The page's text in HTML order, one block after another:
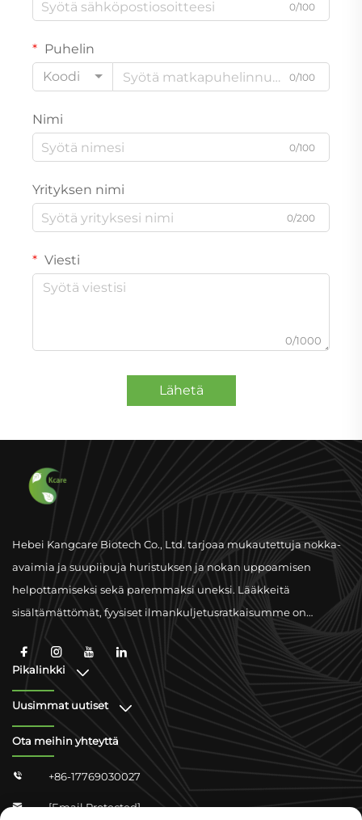
0/100
Puhelin
Koodi
0/100
Nimi
0/100
Yrityksen nimi
0/200
Viesti
0/1000
Lähetä
Hebei Kangcare Biotech Co., Ltd. tarjoaa mukautettuja nokka-
avaimia ja suupiipuja huristuksen ja nokan uppoamisen
helpottamiseksi sekä paremmaksi uneksi. Lääkkeitä
sisältämättömät, fyysiset ilmankuljetusratkaisumme on
materiaaleilla ja globaalin noudattamiskyvyn tuella.
Pikalinkki
Uusimmat uutiset
Ota meihin yhteyttä
 +86-17769030027
 [email Protected]